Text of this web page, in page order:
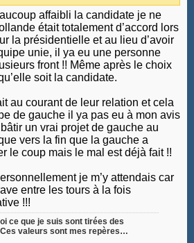
affaibli la candidate je ne
était totalement d’accord lors
la présidentielle et au lieu d’avoir
unie, il ya eu une personne
front !! Même après le choix
soit la candidate.
au courant de leur relation et cela
de gauche il ya pas eu à mon avis
un vrai projet de gauche au
vers la fin que la gauche a
le coup mais le mal est déjà fait !!
je m’y attendais car
entre les tours à la fois
!!!
ce que je suis sont tirées des
valeurs sont mes repères…